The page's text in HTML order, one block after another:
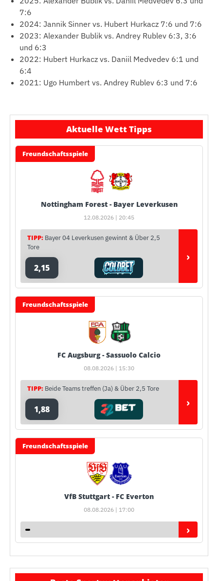
7:6
2024: Jannik Sinner vs. Hubert Hurkacz 7:6 und 7:6
2023: Alexander Bublik vs. Andrey Rublev 6:3, 3:6
und 6:3
2022: Hubert Hurkacz vs. Daniil Medvedev 6:1 und
6:4
2021: Ugo Humbert vs. Andrey Rublev 6:3 und 7:6
Aktuelle Wett Tipps
Freundschaftsspiele
Nottingham Forest - Bayer Leverkusen
12.08.2026 | 20:45
TIPP: Bayer 04 Leverkusen gewinnt & Über 2,5
Tore
2,15
›
Freundschaftsspiele
FC Augsburg - Sassuolo Calcio
08.08.2026 | 15:30
TIPP: Beide Teams treffen (Ja) & Über 2,5 Tore
1,88 ›
Freundschaftsspiele
VfB Stuttgart - FC Everton
08.08.2026 | 17:00
›